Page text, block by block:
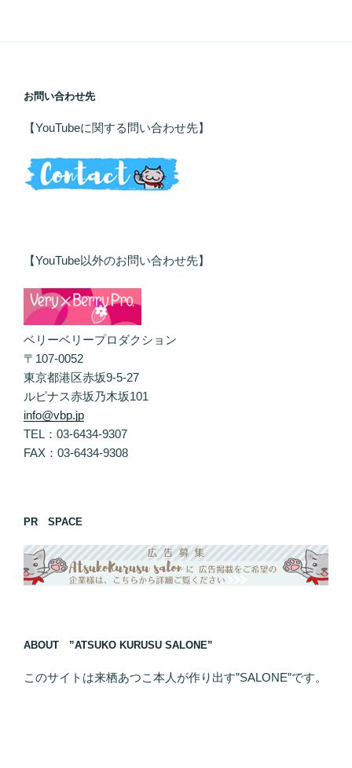
お問い合わせ先
【YouTubeに関する問い合わせ先】
【YouTube以外のお問い合わせ先】
ベリーベリープロダクション
〒107-0052
東京都港区赤坂9-5-27
ルピナス赤坂乃木坂101
info@vbp.jp
TEL：03-6434-9307
FAX：03-6434-9308
PR SPACE
ABOUT ”ATSUKO KURUSU SALONE”
このサイトは来栖あつこ本人が作り出す”SALONE”です。